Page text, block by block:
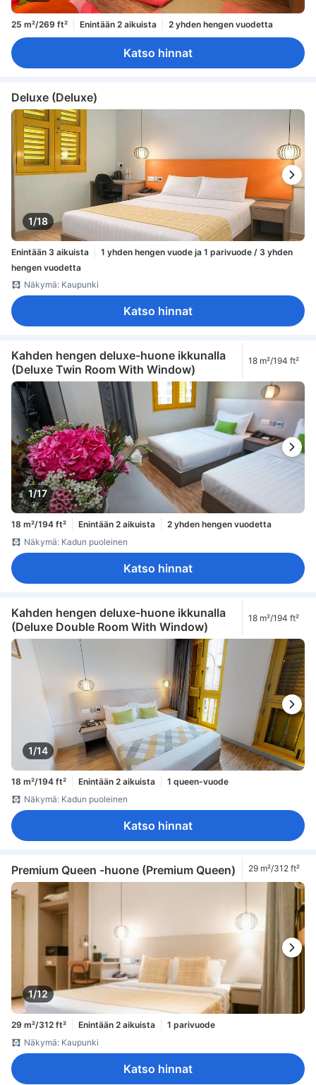
25 m²/269 ft² Enintään 2 aikuista 2 yhden hengen vuodetta
Katso hinnat
Deluxe (Deluxe)
1/18
Enintään 3 aikuista
1 yhden hengen vuode ja 1 parivuode / 3 yhden
hengen vuodetta
Näkymä: Kaupunki
Katso hinnat
Kahden hengen deluxe-huone ikkunalla
(Deluxe Twin Room With Window)
18 m²/194 ft²
1/17
18 m²/194 ft² Enintään 2 aikuista
2 yhden hengen vuodetta
Näkymä: Kadun puoleinen
Katso hinnat
Kahden hengen deluxe-huone ikkunalla
(Deluxe Double Room With Window)
18 m²/194 ft²
1/14
18 m²/194 ft² Enintään 2 aikuista
1 queen-vuode
Näkymä: Kadun puoleinen
Katso hinnat
Premium Queen -huone (Premium Queen) 29 m²/312 ft²
1/12
29 m²/312 ft² Enintään 2 aikuista
1 parivuode
Näkymä: Kaupunki
Katso hinnat